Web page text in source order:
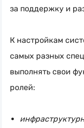
за поддержку и
К настройкам
самых разных
выполнять свои
ролей: